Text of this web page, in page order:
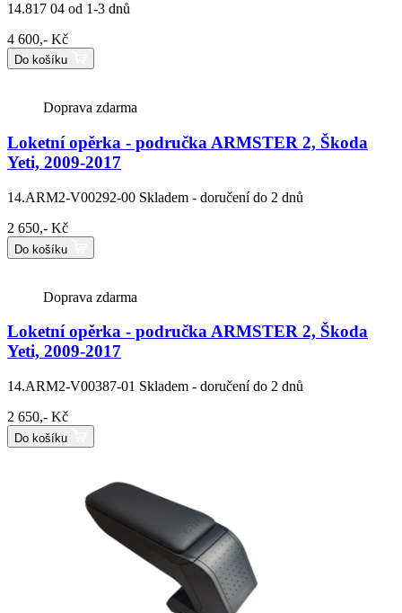
14.817 04 od 1-3 dnů
4 600,- Kč
Do košíku
Doprava zdarma
Loketní opěrka - područka ARMSTER 2, Škoda
Yeti, 2009-2017
14.ARM2-V00292-00 Skladem - doručení do 2 dnů
2 650,- Kč
Do košíku
Doprava zdarma
Loketní opěrka - područka ARMSTER 2, Škoda
Yeti, 2009-2017
14.ARM2-V00387-01 Skladem - doručení do 2 dnů
2 650,- Kč
Do košíku